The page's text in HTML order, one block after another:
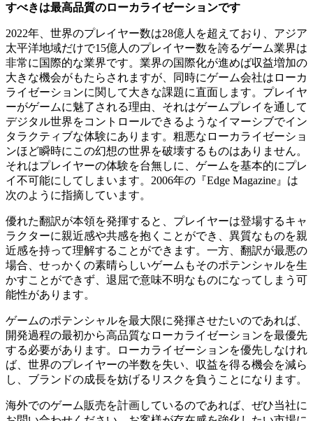
すべきは最高品質のローカライゼーションです
2022年、世界のプレイヤー数は28億人を超えており、アジア
太平洋地域だけで15億人のプレイヤー数を誇るゲーム業界は
非常に国際的な業界です。業界の国際化が進めば収益増加の
大きな機会がもたらされますが、同時にゲーム会社はローカ
ライゼーションに関して大きな課題に直面します。プレイヤ
ーがゲームに魅了される理由、それはゲームプレイを通して
デジタル世界をコントロールできるようなイマーシブでイン
タラクティブな体験にあります。粗悪なローカライゼーショ
ンほど瞬時にこの幻想の世界を破壊するものはありません。
それはプレイヤーの体験を台無しに、ゲームを基本的にプレ
イ不可能にしてしまいます。2006年の『Edge Magazine』は
次のように指摘しています。
優れた翻訳が本領を発揮すると、プレイヤーは登場するキャ
ラクターに親近感や共感を抱くことができ、異質なものを親
近感を持って理解することができます。一方、翻訳が最悪の
場合、せっかくの素晴らしいゲームもそのポテンシャルを生
かすことができず、退屈で意味不明なものになってしまう可
能性があります。
ゲームのポテンシャルを最大限に発揮させたいのであれば、
開発過程の最初から高品質なローカライゼーションを最優先
する必要があります。ローカライゼーションを優先しなけれ
ば、世界のプレイヤーの半数を失い、収益を得る機会を減ら
し、ブランドの成長を妨げるリスクを負うことになります。
海外でのゲーム販売を計画しているのであれば、ぜひ当社に